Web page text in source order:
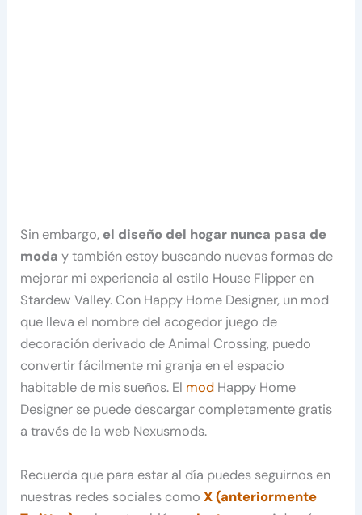
Sin embargo, el diseño del hogar nunca pasa de
moda y también estoy buscando nuevas formas de
mejorar mi experiencia al estilo House Flipper en
Stardew Valley. Con Happy Home Designer, un mod
que lleva el nombre del acogedor juego de
decoración derivado de Animal Crossing, puedo
convertir fácilmente mi granja en el espacio
habitable de mis sueños. El mod Happy Home
Designer se puede descargar completamente gratis
a través de la web Nexusmods.
Recuerda que para estar al día puedes seguirnos en
nuestras redes sociales comoX (anteriormente